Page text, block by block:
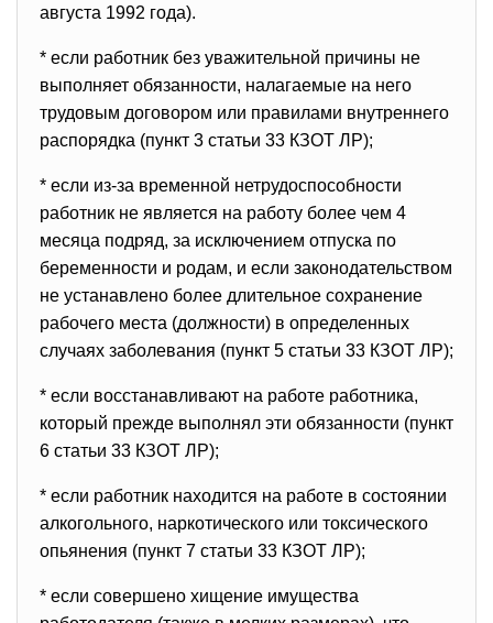
августа 1992 года).
* если работник без уважительной причины не
выполняет обязанности, налагаемые на него
трудовым договором или правилами внутреннего
распорядка (пункт 3 статьи 33 КЗОТ ЛР);
* если из-за временной нетрудоспособности
работник не является на работу более чем 4
месяца подряд, за исключением отпуска по
беременности и родам, и если законодательством
не устанавлено более длительное сохранение
рабочего места (должности) в определенных
случаях заболевания (пункт 5 статьи 33 КЗОТ ЛР);
* если восстанавливают на работе работникa,
который прежде выполнял эти обязанности (пункт
6 статьи 33 КЗОТ ЛР);
* если работник находится на работе в состоянии
алкогольного, наркотического или токсического
опьянения (пункт 7 статьи 33 КЗОТ ЛР);
* если совершено хищение имущества